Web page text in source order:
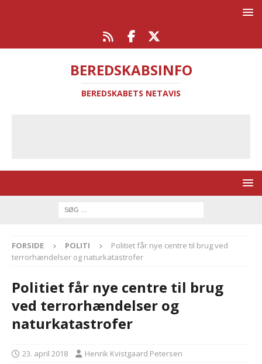
BEREDSKABSINFO
BEREDSKABETS NETAVIS
FORSIDE POLITI
Politiet får nye centre til brug ved
terrorhændelser og naturkatastrofer
Politiet får nye centre til brug
ved terrorhændelser og
naturkatastrofer
23. april 2018 Henrik Kvistgaard Petersen